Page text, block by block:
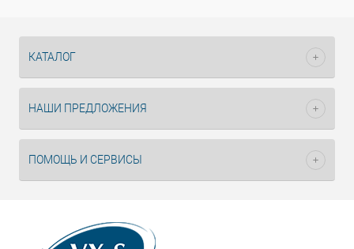
КАТАЛОГ
НАШИ ПРЕДЛОЖЕНИЯ
ПОМОЩЬ И СЕРВИСЫ